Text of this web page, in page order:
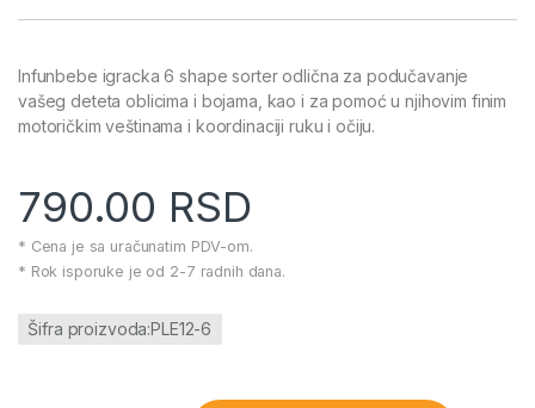
Infunbebe igracka 6 shape sorter odlična za podučavanje
vašeg deteta oblicima i bojama, kao i za pomoć u njihovim finim
motoričkim veštinama i koordinaciji ruku i očiju.
790.00 RSD
* Cena je sa uračunatim PDV-om.
* Rok isporuke je od 2-7 radnih dana.
Šifra proizvoda:PLE12-6